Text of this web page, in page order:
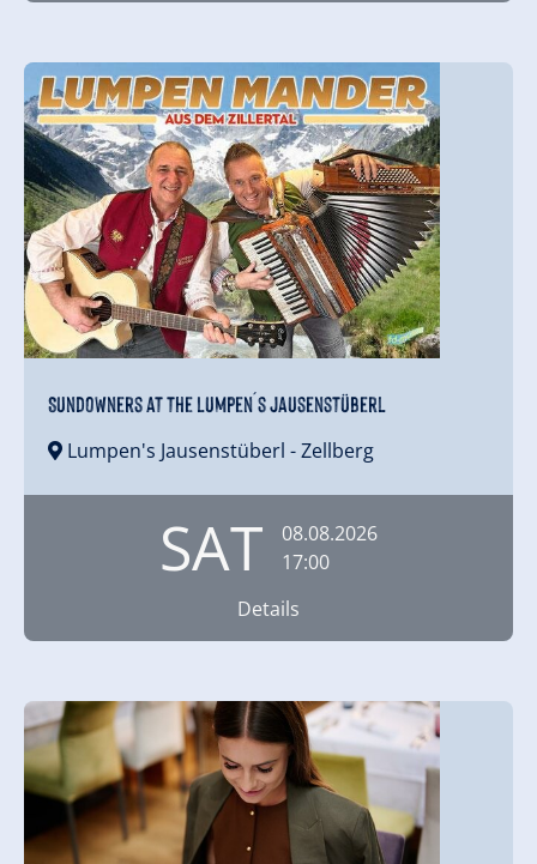
Sundowners at the Lumpen´s Jausenstüberl
Lumpen's Jausenstüberl - Zellberg
SAT
08.08.2026
17:00
Details